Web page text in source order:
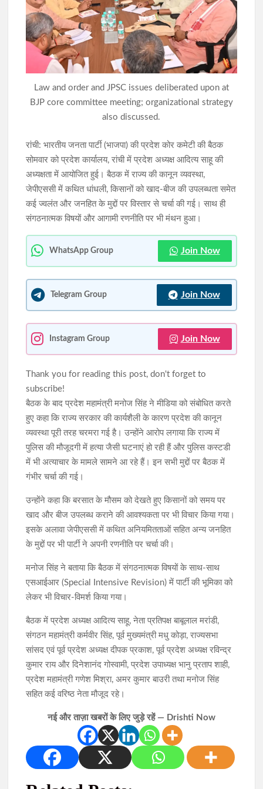
झारखंड में आज भारी बारिश का अलर्ट, रांची समेत 12 जिलों में फ्लैश फ्लड
का खतरा
JPSC-JSSC विवाद: सरकार से लंबी सकारात्मक वार्ता, लेकिन नहीं निकला
Law and order and JPSC issues deliberated upon at
BJP core committee meeting; organizational strategy
also discussed.
रांची: भारतीय जनता पार्टी (भाजपा) की प्रदेश कोर कमेटी की बैठक
सोमवार को प्रदेश कार्यालय, रांची में प्रदेश अध्यक्ष आदित्य साहू की
अध्यक्षता में आयोजित हुई। बैठक में राज्य की कानून व्यवस्था,
जेपीएससी में कथित धांधली, किसानों को खाद-बीज की उपलब्धता समेत
कई ज्वलंत और जनहित के मुद्दों पर विस्तार से चर्चा की गई। साथ ही
संगठनात्मक विषयों और आगामी रणनीति पर भी मंथन हुआ।
WhatsApp Group Join Now
Telegram Group Join Now
Instagram Group Join Now
Thank you for reading this post, don't forget to
subscribe!
बैठक के बाद प्रदेश महामंत्री मनोज सिंह ने मीडिया को संबोधित करते
हुए कहा कि राज्य सरकार की कार्यशैली के कारण प्रदेश की कानून
व्यवस्था पूरी तरह चरमरा गई है। उन्होंने आरोप लगाया कि राज्य में
पुलिस की मौजूदगी में हत्या जैसी घटनाएं हो रही हैं और पुलिस कस्टडी
में भी अत्याचार के मामले सामने आ रहे हैं। इन सभी मुद्दों पर बैठक में
गंभीर चर्चा की गई।
उन्होंने कहा कि बरसात के मौसम को देखते हुए किसानों को समय पर
खाद और बीज उपलब्ध कराने की आवश्यकता पर भी विचार किया गया।
इसके अलावा जेपीएससी में कथित अनियमितताओं सहित अन्य जनहित
के मुद्दों पर भी पार्टी ने अपनी रणनीति पर चर्चा की।
मनोज सिंह ने बताया कि बैठक में संगठनात्मक विषयों के साथ-साथ
एसआईआर (Special Intensive Revision) में पार्टी की भूमिका को
लेकर भी विचार-विमर्श किया गया।
बैठक में प्रदेश अध्यक्ष आदित्य साहू, नेता प्रतिपक्ष बाबूलाल मरांडी,
संगठन महामंत्री कर्मवीर सिंह, पूर्व मुख्यमंत्री मधु कोड़ा, राज्यसभा
सांसद एवं पूर्व प्रदेश अध्यक्ष दीपक प्रकाश, पूर्व प्रदेश अध्यक्ष रविन्द्र
कुमार राय और दिनेशानंद गोस्वामी, प्रदेश उपाध्यक्ष भानु प्रताप शाही,
प्रदेश महामंत्री गणेश मिश्रा, अमर कुमार बाउरी तथा मनोज सिंह
सहित कई वरिष्ठ नेता मौजूद रहे।
नई और ताज़ा खबरों के लिए जुड़े रहें — Drishti Now